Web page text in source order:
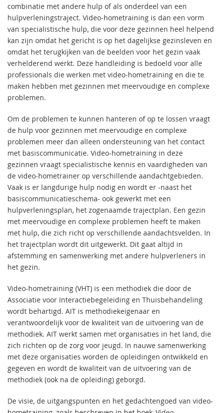
combinatie met andere hulp of als onderdeel van een
hulpverleningstraject. Video-hometraining is dan een vorm
van specialistische hulp, die voor deze gezinnen heel helpend
kan zijn omdat het gericht is op het dagelijkse gezinsleven en
omdat het terugkijken van de beelden voor het gezin vaak
verhelderend werkt. Deze handleiding is bedoeld voor alle
professionals die werken met video-hometraining en die te
maken hebben met gezinnen met meervoudige en complexe
problemen.
Om de problemen te kunnen hanteren of op te lossen vraagt
de hulp voor gezinnen met meervoudige en complexe
problemen meer dan alleen ondersteuning van het contact
met basiscommunicatie. Video-hometraining in deze
gezinnen vraagt specialistische kennis en vaardigheden van
de video-hometrainer op verschillende aandachtgebieden.
Vaak is er langdurige hulp nodig en wordt er -naast het
basiscommunicatieschema- ook gewerkt met een
hulpverleningsplan, het zogenaamde trajectplan. Een gezin
met meervoudige en complexe problemen heeft te maken
met hulp, die zich richt op verschillende aandachtsvelden. In
het trajectplan wordt dit uitgewerkt. Dit gaat altijd in
afstemming en samenwerking met andere hulpverleners in
het gezin.
Video-hometraining (VHT) is een methodiek die door de
Associatie voor Interactiebegeleiding en Thuisbehandeling
wordt behartigd. AIT is methodiekeigenaar en
verantwoordelijk voor de kwaliteit van de uitvoering van de
methodiek. AIT werkt samen met organisaties in het land, die
zich richten op de zorg voor jeugd. In nauwe samenwerking
met deze organisaties worden de opleidingen ontwikkeld en
gegeven en wordt de kwaliteit van de uitvoering van de
methodiek (ook na de opleiding) geborgd.
De visie, de uitgangspunten en het gedachtengoed van video-